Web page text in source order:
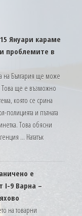
Януари караме
проблемите в
на България ще може
Това ще е възможно
която се срина
полицията и пътната
Това обясни
… НататъкПътна
е
I-9 Варна –
на товарни